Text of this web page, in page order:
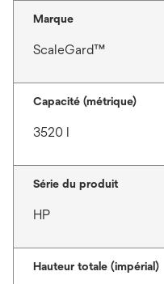
Marque
ScaleGard™
Capacité (métrique)
3520 l
Série du produit
HP
Hauteur totale (impérial)